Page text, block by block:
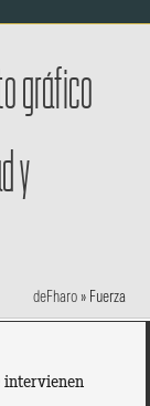
gráfico
y
deFharo» Fuerza
intervienen